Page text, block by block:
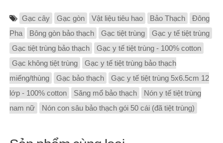
Gạc cây Gạc gòn Vật liệu tiêu hao Bảo Thạch
Đông
Pha
Bông gòn bảo thạch Gạc tiệt trùng
Gạc y tế tiệt trùng
Gạc tiệt trùng bảo thạch
Gạc y tế tiệt trùng - 100% cotton
Gạc không tiệt trùng
Gạc y tế tiệt trùng bảo thạch
miếng/thùng
Gạc bảo thạch
Gạc y tế tiệt trùng 5x6.5cm 12
lớp - 100% cotton
Săng mổ bảo thạch
Nón y tế tiệt trùng
nam nữ
Nón con sâu bảo thạch gói 50 cái (đã tiệt trùng)